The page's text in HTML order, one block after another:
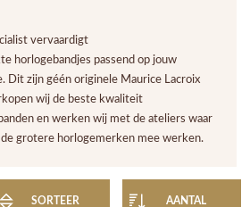
vervaardigt
horlogebandjes passend op jouw
Dit zijn géén originele Maurice Lacroix
wij de beste kwaliteit
en werken wij met de ateliers waar
grotere horlogemerken mee werken.
SORTEER AANTAL